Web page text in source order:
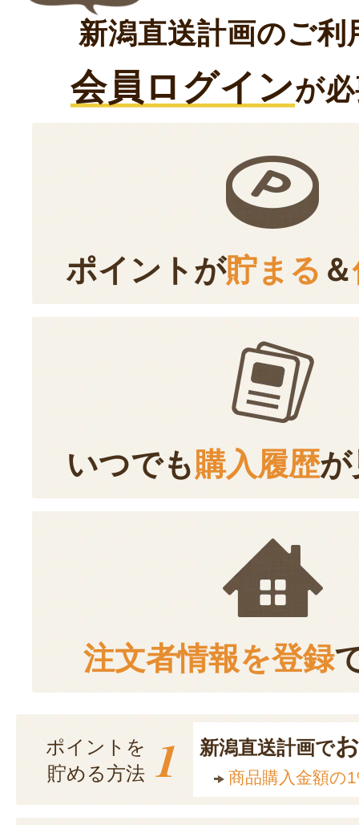
新潟直送計画のご利
会員ログインが
ポイントが貯まる ＆
いつでも購入履歴が
注文者情報を登録
ポイントを
貯める方法 1 新潟直送計画で
商品購入金額の